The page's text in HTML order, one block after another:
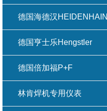
德国海德汉HEIDENHAIN
德国亨士乐Hengstler
德国倍加福P+F
林肯焊机专用仪表